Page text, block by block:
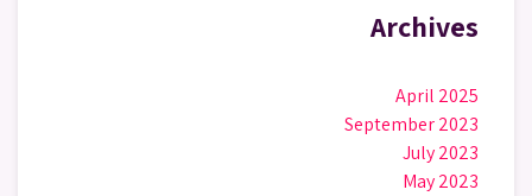
Archives
April 2025
September 2023
July 2023
May 2023